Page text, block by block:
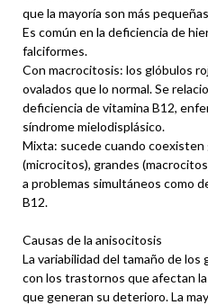
que la mayoría son más
Es común en la deficiencia de
falciformes.
Con macrocitosis: los glóbulos
ovalados que lo normal. Se
deficiencia de vitamina B12,
síndrome mielodisplásico.
Mixta: sucede cuando
(microcitos), grandes
a problemas simultáneos como
B12.
Causas de la anisocitosis
La variabilidad del tamaño de
con los trastornos que afectan
que generan su deterioro. La